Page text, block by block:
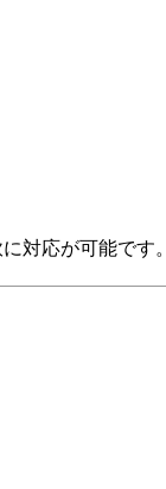
対応が可能です。